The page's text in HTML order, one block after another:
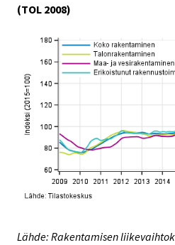
(TOL 2008)
Lähde: Rakentamisen